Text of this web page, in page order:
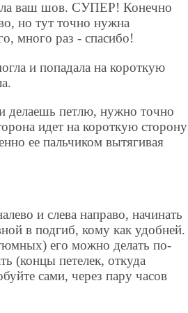
ваш шов. СУПЕР! Конечно
но тут точно нужна
много раз - спасибо!
и попадала на короткую
делаешь петлю, нужно точно
идет на короткую сторону
ее пальчиком вытягивая
и слева направо, начинать
в подгиб, кому как удобней.
его можно делать по-
(концы петелек, откуда
сами, через пару часов